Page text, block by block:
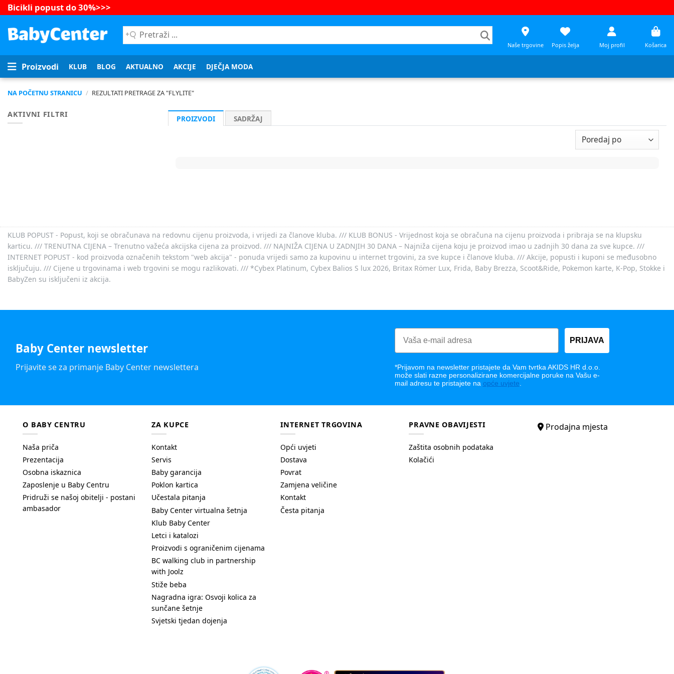
Bicikli popust do 30%>>>
Pretraži
...
Naše trgovine Popis želja Moj profil Košarica
Proizvodi KLUB BLOG AKTUALNO AKCIJE DJEČJA MODA
NA POČETNU STRANICU / REZULTATI PRETRAGEZA "FLYLITE"
AKTIVNI FILTRI PROIZVODI SADRŽAJ
KLUB POPUST - Popust, koji se obračunava na redovnu cijenu proizvoda, i vrijedi za članove kluba. /// KLUB BONUS - Vrijednost koja se obračuna na cijenu proizvoda i pribraja se na klupsku
karticu. /// TRENUTNA CIJENA – Trenutno važeća akcijska cijena za proizvod. /// NAJNIŽA CIJENA U ZADNJIH 30 DANA – Najniža cijena koju je proizvod imao u zadnjih 30 dana za sve kupce. ///
INTERNET POPUST - kod proizvoda označenih tekstom "web akcija" - ponuda vrijedi samo za kupovinu u internet trgovini, za sve kupce i članove kluba. /// Akcije, popusti i kuponi se međusobno
isključuju. /// Cijene u trgovinama i web trgovini se mogu razlikovati. /// *Cybex Platinum, Cybex Balios S lux 2026, Britax Römer Lux, Frida, Baby Brezza, Scoot&Ride, Pokemon karte, K-Pop, Stokke i
BabyZen su isključeni iz akcija.
Baby Center newsletter
Prijavite se za primanje Baby Center newslettera
PRIJAVA
*Prijavom na newsletter pristajete da Vam tvrtka AKIDS HR d.o.o.
može slati razne personalizirane komercijalne poruke na Vašu e-
mail adresu te pristajete na opće uvjete.
O BABY CENTRU
Naša priča
Prezentacija
Osobna iskaznica
Zaposlenje u Baby Centru
Pridruži se našoj obitelji - postani
ambasador
ZA KUPCE
Kontakt
Servis
Baby garancija
Poklon kartica
Učestala pitanja
Baby Center virtualna šetnja
Klub Baby Center
Letci i katalozi
Proizvodi s ograničenim cijenama
BC walking club in partnership
with Joolz
Stiže beba
Nagradna igra: Osvoji kolica za
sunčane šetnje
Svjetski tjedan dojenja
INTERNET TRGOVINA
Opći uvjeti
Dostava
Povrat
Zamjena veličine
Kontakt
Česta pitanja
PRAVNE OBAVIJESTI
Zaštita osobnih podataka
Kolačići
Prodajna mjesta